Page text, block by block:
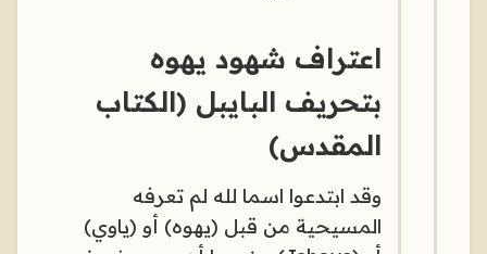
اعتراف شهود يهوه
بتحريف البايبل (الكتاب
المقدس)
وقد ابتدعوا اسما لله لم تعرفه
المسيحية من قبل (يهوه) أو (ياوي)